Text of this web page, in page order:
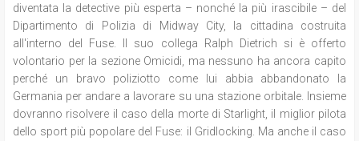
diventata la detective più esperta – nonché la più irascibile – del
Dipartimento di Polizia di Midway City, la cittadina costruita
all'interno del Fuse. Il suo collega Ralph Dietrich si è offerto
volontario per la sezione Omicidi, ma nessuno ha ancora capito
perché un bravo poliziotto come lui abbia abbandonato la
Germania per andare a lavorare su una stazione orbitale. Insieme
dovranno risolvere il caso della morte di Starlight, il miglior pilota
dello sport più popolare del Fuse: il Gridlocking. Ma anche il caso